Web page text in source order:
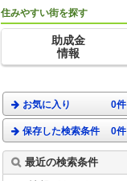
住みやすい街を探す
助成金
情報
お気に入り 0件
保存した検索条件 0件
最近の検索条件